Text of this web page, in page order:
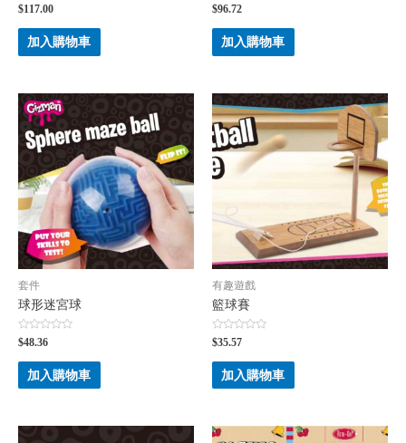
評
分
0
滿
分
5
$117.00
加入購物車
評
分
0
滿
分
5
$96.72
加入購物車
套件
球形迷宮球
評
分
0
滿
分
5
$48.36
加入購物車
有趣遊戲
籃球賽
評
分
0
滿
分
5
$35.57
加入購物車